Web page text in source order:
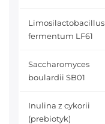
Limosilactobacillus
fermentum LF61
Saccharomyces
boulardii SB01
Inulina z cykorii
(prebiotyk)